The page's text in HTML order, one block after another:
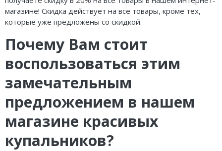
магазине! Скидка действует на все товары, кроме тех,
которые уже предложены со скидкой.
Почему Вам стоит
воспользоваться этим
замечательным
предложением в нашем
магазине красивых
купальников?
Milonga